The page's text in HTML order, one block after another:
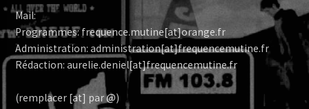
Mail:
Programmes: frequence.mutine[at]orange.fr
Administration: administration[at]frequencemutine.fr
Rédaction: aurelie.deniel[at]frequencemutine.fr
(remplacer [at] par @)